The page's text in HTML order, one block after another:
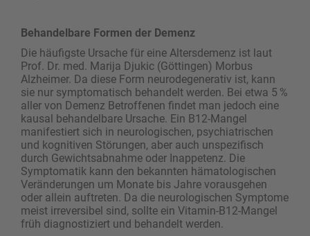
Behandelbare Formen der Demenz
Die häufigste Ursache für eine Altersdemenz ist laut
Prof. Dr. med. Marija Djukic (Göttingen) Morbus
Alzheimer. Da diese Form neurodegenerativ ist, kann
sie nur symptomatisch behandelt werden. Bei etwa 5 %
aller von Demenz Betroffenen findet man jedoch eine
kausal behandelbare Ursache. Ein B12-Mangel
manifestiert sich in neurologischen, psychiatrischen
und kognitiven Störungen, aber auch unspezifisch
durch Gewichtsabnahme oder Inappetenz. Die
Symptomatik kann den bekannten hämatologischen
Veränderungen um Monate bis Jahre vorausgehen
oder allein auftreten. Da die neurologischen Symptome
meist irreversibel sind, sollte ein Vitamin-B12-Mangel
früh diagnostiziert und behandelt werden.